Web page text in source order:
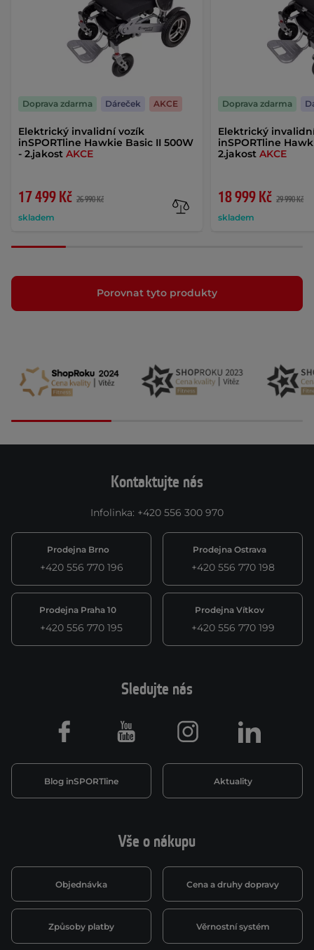
Elektrický invalidní vozík
inSPORTline Hawkie Basic II 500W
- 2.jakost AKCE
17 499 Kč 26 990 Kč
skladem
Doprava zdarma Dáreček AKCE
Elektrický
inSPORTline
2.jakostAKCE
18 999 Kč 29 990 Kč
skladem
Doprava zdarma
Porovnat tyto produkty
Kontaktujte nás
Infolinka: +420 556 300 970
Prodejna Brno
+420 556 770 196
Prodejna Ostrava
+420 556 770 198
Prodejna Praha 10
+420 556 770 195
Prodejna Vítkov
+420 556 770 199
Vše o nákupu
Objednávka Cena a druhy dopravy
Způsoby platby Věrnostní systém
Sledujte nás
Blog inSPORTline Aktuality
Facebook Youtube Instagram LinkedIn